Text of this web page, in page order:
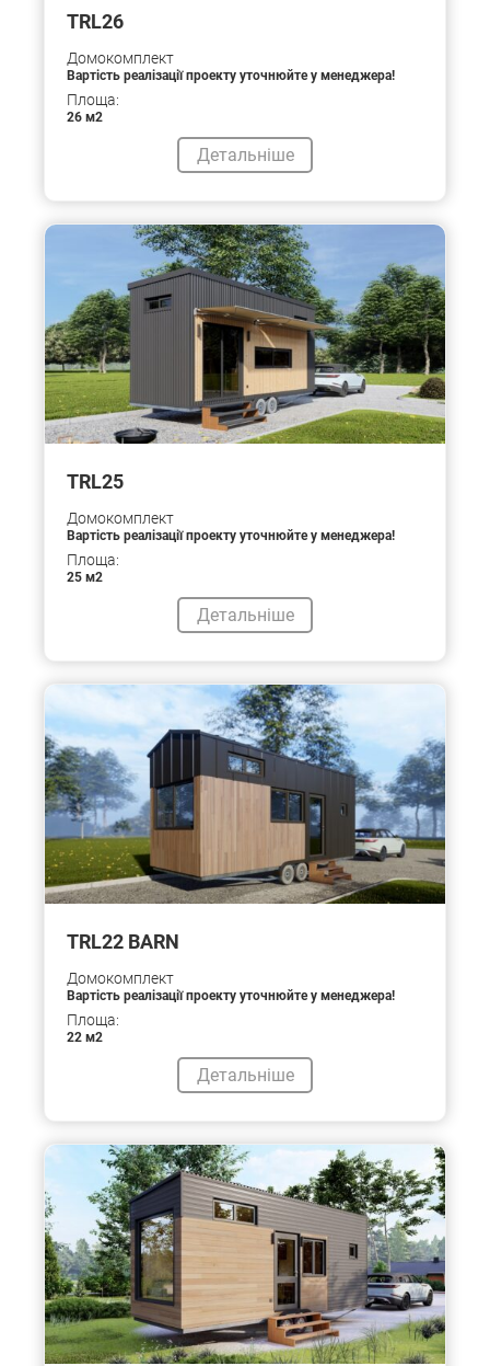
TRL26
Домокомплект
Вартість реалізації проекту уточнюйте у менеджера!
Площа:
26 м2
Детальніше
TRL25
Домокомплект
Вартість реалізації проекту уточнюйте у менеджера!
Площа:
25 м2
Детальніше
TRL22 BARN
Домокомплект
Вартість реалізації проекту уточнюйте у менеджера!
Площа:
22 м2
Детальніше